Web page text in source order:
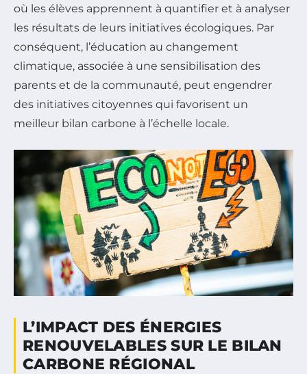
où les élèves apprennent à quantifier et à analyser
les résultats de leurs initiatives écologiques. Par
conséquent, l’éducation au changement
climatique, associée à une sensibilisation des
parents et de la communauté, peut engendrer
des initiatives citoyennes qui favorisent un
meilleur bilan carbone à l’échelle locale.
L’IMPACT DES ÉNERGIES
RENOUVELABLES SUR LE BILAN
CARBONE RÉGIONAL